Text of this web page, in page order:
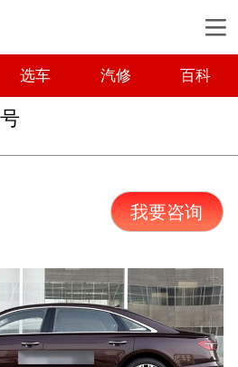
选车 汽修 百科
我要咨询